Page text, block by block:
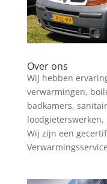
Over ons
Wij hebben
verwarmingen,
badkamers,
Wij zijn een